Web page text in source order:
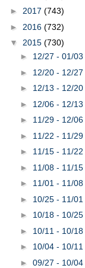
► 2017 (743)
► 2016 (732)
▼ 2015 (730)
► 12/27 - 01/03
► 12/20 - 12/27
► 12/13 - 12/20
► 12/06 - 12/13
► 11/29 - 12/06
► 11/22 - 11/29
► 11/15 - 11/22
► 11/08 - 11/15
► 11/01 - 11/08
► 10/25 - 11/01
► 10/18 - 10/25
► 10/11 - 10/18
► 10/04 - 10/11
► 09/27 - 10/04